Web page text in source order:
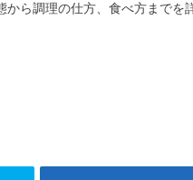
ら調理の仕方、食べ方までを